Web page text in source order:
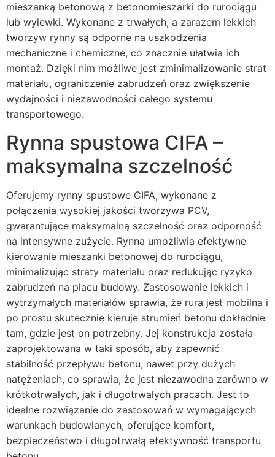
mieszanką betonową z betonomieszarki do rurociągu
lub wylewki. Wykonane z trwałych, a zarazem lekkich
tworzyw rynny są odporne na uszkodzenia
mechaniczne i chemiczne, co znacznie ułatwia ich
montaż. Dzięki nim możliwe jest zminimalizowanie strat
materiału, ograniczenie zabrudzeń oraz zwiększenie
wydajności i niezawodności całego systemu
transportowego.
Rynna spustowa CIFA –
maksymalna szczelność
Oferujemy rynny spustowe CIFA, wykonane z
połączenia wysokiej jakości tworzywa PCV,
gwarantujące maksymalną szczelność oraz odporność
na intensywne zużycie. Rynna umożliwia efektywne
kierowanie mieszanki betonowej do rurociągu,
minimalizując straty materiału oraz redukując ryzyko
zabrudzeń na placu budowy. Zastosowanie lekkich i
wytrzymałych materiałów sprawia, że rura jest mobilna i
po prostu skutecznie kieruje strumień betonu dokładnie
tam, gdzie jest on potrzebny. Jej konstrukcja została
zaprojektowana w taki sposób, aby zapewnić
stabilność przepływu betonu, nawet przy dużych
natężeniach, co sprawia, że jest niezawodna zarówno w
krótkotrwałych, jak i długotrwałych pracach. Jest to
idealne rozwiązanie do zastosowań w wymagających
warunkach budowlanych, oferujące komfort,
bezpieczeństwo i długotrwałą efektywność transportu